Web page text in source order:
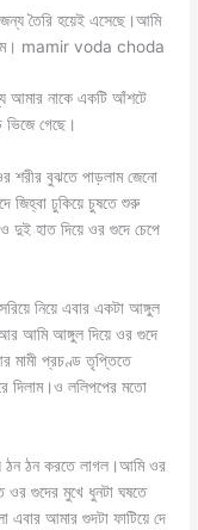
তৈরি হয়েই এসেছে।আমি
mamir voda choda
আমার নাকে একটি আঁশটে
গেছে।
শরীর বুঝতে পাড়লাম জেনো
ঢুকিয়ে চুষতে শুরু
দুই হাত দিয়ে ওর গুদে চেপে
নিয়ে এবার একটা আঙ্গুল
আমি আঙ্গুল দিয়ে ওর গুদে
মামী প্রচণ্ড তৃপ্তিতে
দিলাম।ও ললিপপের মতো
ঠন ঠন করতে লাগল।আমি ওর
গুদের মুখে ধুনটা ঘষতে
এবার আমার গুদটা ফাটিয়ে দে